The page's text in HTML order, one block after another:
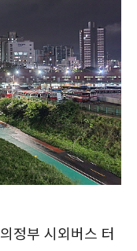
정부 시외버스 터